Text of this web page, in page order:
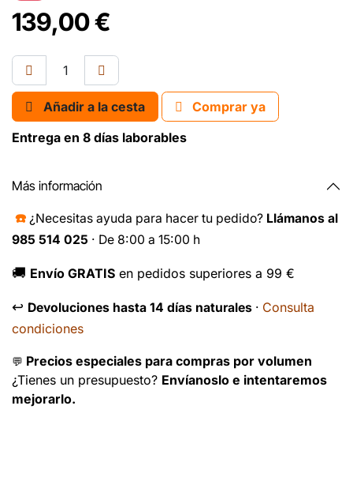
139,00€
Añadir a la cesta
Comprar ya
Entrega en 8 días laborables
Más información
☎️ ¿Necesitas ayuda para hacer tu pedido? Llámanos al
985 514 025 · De 8:00 a 15:00 h
🚚 Envío GRATIS en pedidos superiores a 99 €
↩️ Devoluciones hasta 14 días naturales · Consulta
condiciones
💬 Precios especiales para compras por volumen
¿Tienes un presupuesto? Envíanoslo e intentaremos
mejorarlo.